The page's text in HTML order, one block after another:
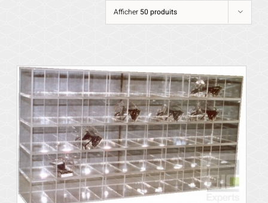
Afficher 50 produits